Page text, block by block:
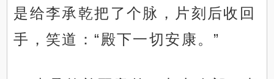
是给李承乾把了个脉，片刻后收回
手，笑道：“殿下一切安康。”